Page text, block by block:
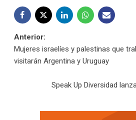
Navegación
de
entradas
Anterior:
Mujeres israelíes y palestinas que
visitarán Argentina y Uruguay
Speak Up Diversidad